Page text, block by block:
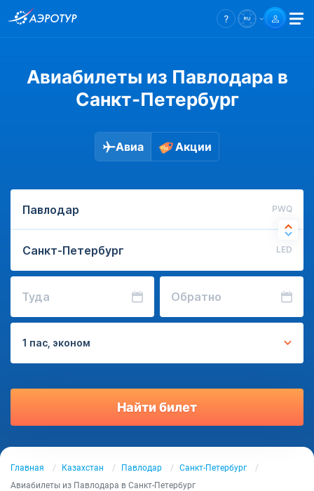
Авиабилеты из Павлодара в
Санкт-Петербург
Авиа Акции
PWQ
LED
Туда Обратно
1 пас, эконом
Найти билет
Главная Казахстан Павлодар
Санкт-Петербург
Авиабилеты из Павлодара в Санкт-Петербург